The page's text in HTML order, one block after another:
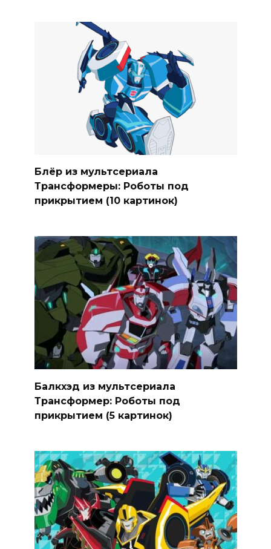
Блёр из мультсериала
Трансформеры: Роботы под
прикрытием (10 картинок)
Балкхэд из мультсериала
Трансформер: Роботы под
прикрытием (5 картинок)